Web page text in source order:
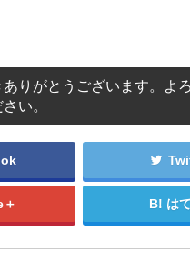
りがとうございます。よ
い。
は